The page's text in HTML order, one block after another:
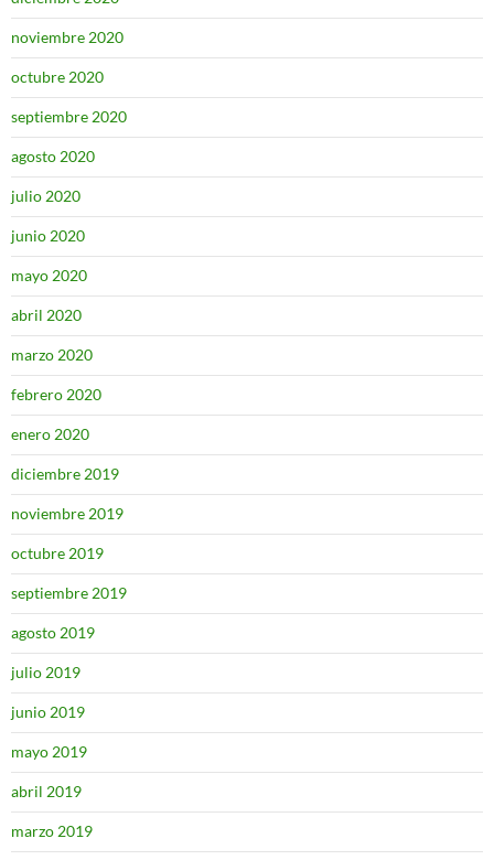
noviembre 2020
octubre 2020
septiembre 2020
agosto 2020
julio 2020
junio 2020
mayo 2020
abril 2020
marzo 2020
febrero 2020
enero 2020
diciembre 2019
noviembre 2019
octubre 2019
septiembre 2019
agosto 2019
julio 2019
junio 2019
mayo 2019
abril 2019
marzo 2019